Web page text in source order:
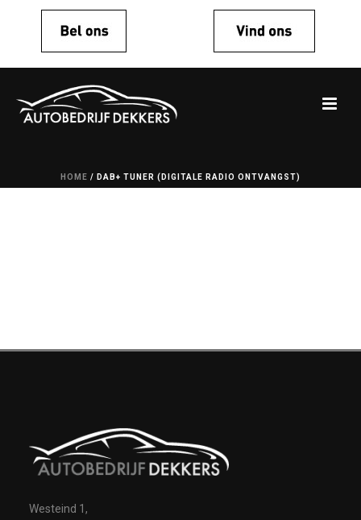
HOME / DAB+ TUNER (DIGITALE RADIO ONTVANGST)
Westeind 1,